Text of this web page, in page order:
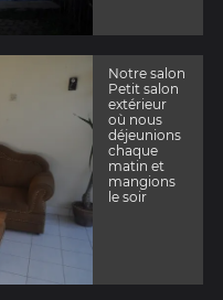
Notre salon
Petit salon
extérieur
où nous
déjeunions
chaque
matin et
mangions
le soir